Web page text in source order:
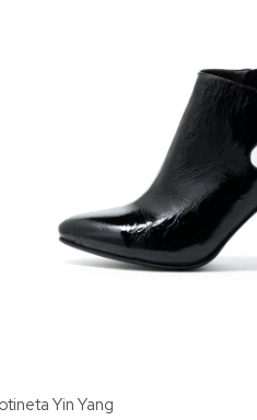
Yin Yang